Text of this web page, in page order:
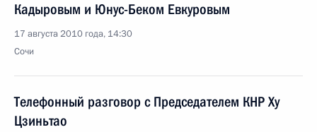
Кадыровым и Юнус-Беком Евкуровым
17 августа 2010 года, 14:30
Сочи
Телефонный разговор с Председателем КНР Ху
Цзиньтао